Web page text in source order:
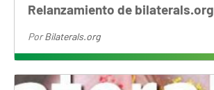
Relanzamiento de bilaterals.org
PorBilaterals.org